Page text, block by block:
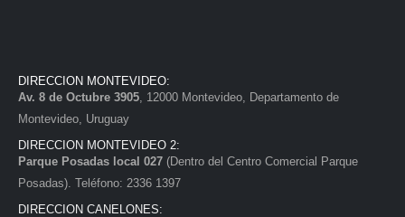
DIRECCION MONTEVIDEO:
Av. 8 de Octubre 3905 , 12000 Montevideo, Departamento de
Montevideo, Uruguay
DIRECCION MONTEVIDEO 2:
Parque Posadas local 027 (Dentro del Centro Comercial Parque
Posadas). Teléfono: 2336 1397
DIRECCION CANELONES: